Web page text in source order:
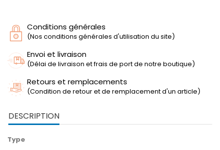
Conditions générales
(Nos conditions générales d'utilisation du site)
Envoi et livraison
(Délai de livraison et frais de port de notre boutique)
Retours et remplacements
(Condition de retour et de remplacement d'un article)
DESCRIPTION
Type